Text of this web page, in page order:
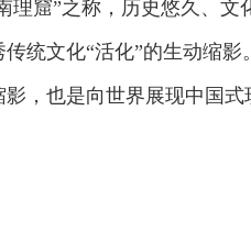
理窟”之称，历史悠久、
统文化“活化”的生动缩
，也是向世界展现中国